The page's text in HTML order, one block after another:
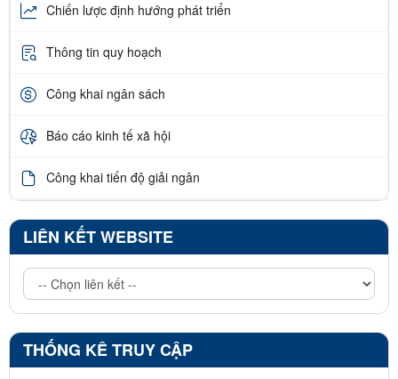
Chiến lược định hướng phát triển
Thông tin quy hoạch
Công khai ngân sách
Báo cáo kinh tế xã hội
Công khai tiến độ giải ngân
LIÊN KẾT WEBSITE
THỐNG KÊ TRUY CẬP